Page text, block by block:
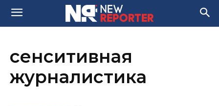
сенситивная
журналистика